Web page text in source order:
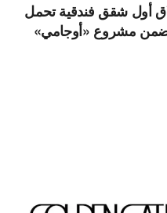
أول شقق فندقية تحمل
ضمن مشروع «أوجامي»